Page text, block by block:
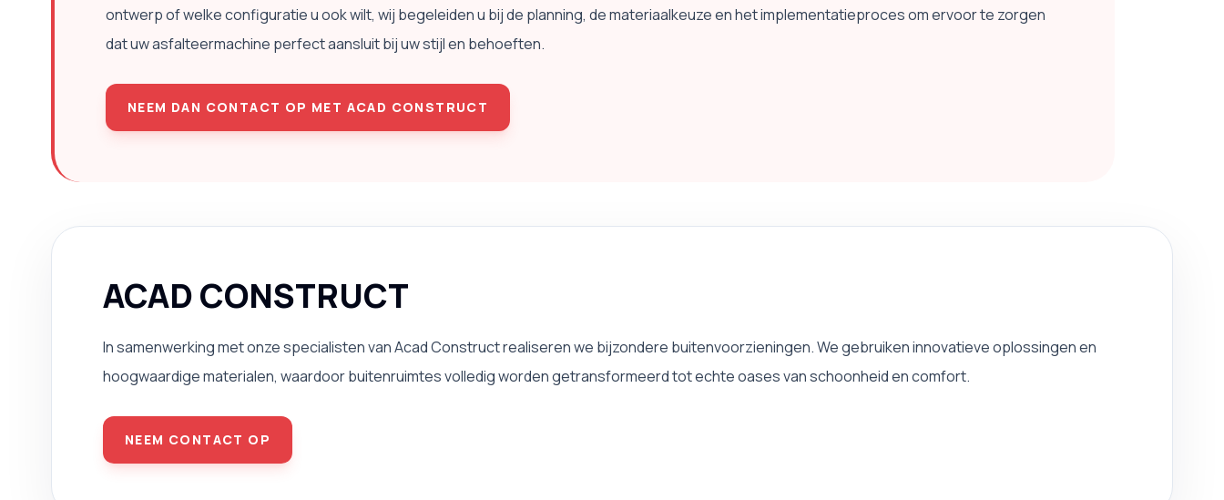
ontwerp of welke configuratie u ook wilt, wij begeleiden u bij de planning, de materiaalkeuze en het implementatieproces om ervoor te zorgen
dat uw asfalteermachine perfect aansluit bij uw stijl en behoeften.
NEEM DAN CONTACT OP MET ACAD CONSTRUCT
ACAD CONSTRUCT
In samenwerking met onze specialisten van Acad Construct realiseren we bijzondere buitenvoorzieningen. We gebruiken innovatieve oplossingen en
hoogwaardige materialen, waardoor buitenruimtes volledig worden getransformeerd tot echte oases van schoonheid en comfort.
NEEM CONTACT OP